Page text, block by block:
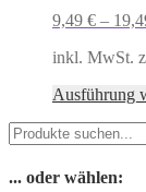
9,49 € –
inkl. MwSt.
Ausführung
Suchen
... oder wählen: